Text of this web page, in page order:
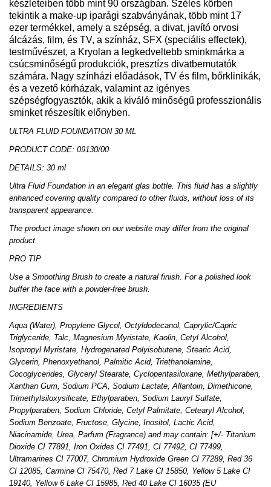
készleteiben több mint 90 országban. Széles körben
tekintik a make-up iparági szabványának, több mint 17
ezer termékkel, amely a szépség, a divat, javító orvosi
álcázás, film, és TV, a színház, SFX (speciális effectek),
testművészet, a Kryolan a legkedveltebb sminkmárka a
csúcsminőségű produkciók, presztízs divatbemutatók
számára. Nagy színházi előadások, TV és film, bőrklinikák,
és a vezető kórházak, valamint az igényes
szépségfogyasztók, akik a kiváló minőségű professzionális
sminket részesítik előnyben.
ULTRA FLUID FOUNDATION 30 ML
PRODUCT CODE: 09130/00
DETAILS: 30 ml
Ultra Fluid Foundation in an elegant glas bottle. This fluid has a slightly
enhanced covering quality compared to other fluids, without loss of its
transparent appearance.
The product image shown on our website may differ from the original
product.
PRO TIP
Use a Smoothing Brush to create a natural finish. For a polished look
buffer the face with a powder-free brush.
INGREDIENTS
Aqua (Water), Propylene Glycol, Octyldodecanol, Caprylic/Capric
Triglyceride, Talc, Magnesium Myristate, Kaolin, Cetyl Alcohol,
Isopropyl Myristate, Hydrogenated Polyisobutene, Stearic Acid,
Glycerin, Phenoxyethanol, Palmitic Acid, Triethanolamine,
Cocoglycerides, Glyceryl Stearate, Cyclopentasiloxane, Methylparaben,
Xanthan Gum, Sodium PCA, Sodium Lactate, Allantoin, Dimethicone,
Trimethylsiloxysilicate, Ethylparaben, Sodium Lauryl Sulfate,
Propylparaben, Sodium Chloride, Cetyl Palmitate, Cetearyl Alcohol,
Sodium Benzoate, Fructose, Glycine, Inositol, Lactic Acid,
Niacinamide, Urea, Parfum (Fragrance) and may contain: [+/- Titanium
Dioxide CI 77891, Iron Oxides CI 77491, CI 77492, CI 77499,
Ultramarines CI 77007, Chromium Hydroxide Green CI 77289, Red 36
CI 12085, Carmine CI 75470, Red 7 Lake CI 15850, Yellow 5 Lake CI
19140, Yellow 6 Lake CI 15985, Red 40 Lake CI 16035 (EU